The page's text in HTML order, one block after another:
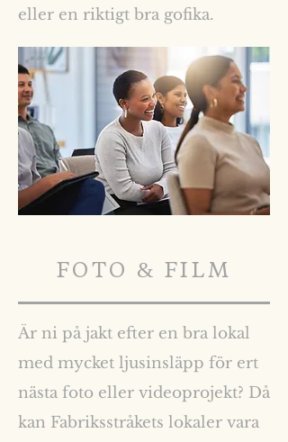
eller en riktigt bra gofika.
FOTO & FILM
Är ni på jakt efter en bra lokal
med mycket ljusinsläpp för ert
nästa foto eller videoprojekt? Då
kan Fabriksstråkets lokaler vara